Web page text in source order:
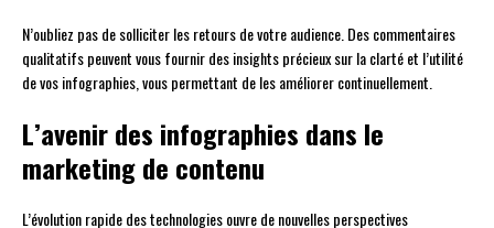
N’oubliez pas de solliciter les retours de votre audience. Des commentaires
qualitatifs peuvent vous fournir des insights précieux sur la clarté et l’utilité
de vos infographies, vous permettant de les améliorer continuellement.
L’avenir des infographies dans le
marketing de contenu
L’évolution rapide des technologies ouvre de nouvelles perspectives